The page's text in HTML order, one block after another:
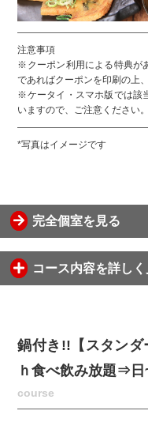
注意事項
※クーポン利用による特典が
であればクーポンを印刷の上
※ケータイ・スマホ版では該
いますので、ご注意ください。
*写真はイメージです
完全個室を見る
コース内容を詳しく
鍋付き!!【スタン
ｈ食べ飲み放題⇒
course